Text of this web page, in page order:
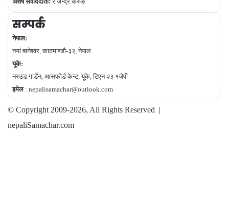
सम्पर्क
नेपाल:
नयां बानेश्वर, काठमाण्डौ-३२, नेपाल
यूके:
नरउड गार्डेन, आसफोर्ड केन्ट, यूके, टिएन २३ १जेपी
इमेल: nepalisamachar@outlook.com
© Copyright 2009-2026, All Rights Reserved |
nepaliSamachar.com